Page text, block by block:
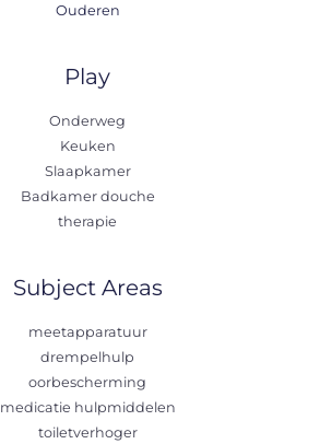
Ouderen
Play
Onderweg
Keuken
Slaapkamer
Badkamer douche
therapie
Subject Areas
meetapparatuur
drempelhulp
oorbescherming
medicatie hulpmiddelen
toiletverhoger